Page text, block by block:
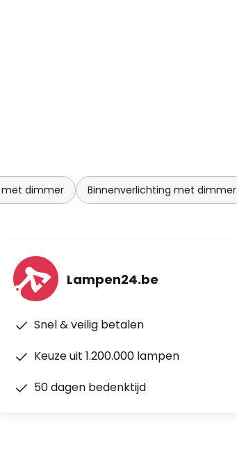
met dimmer Binnenverlichting met dimmer
Lampen24.be
Snel & veilig betalen
Keuze uit 1.200.000 lampen
50 dagen bedenktijd